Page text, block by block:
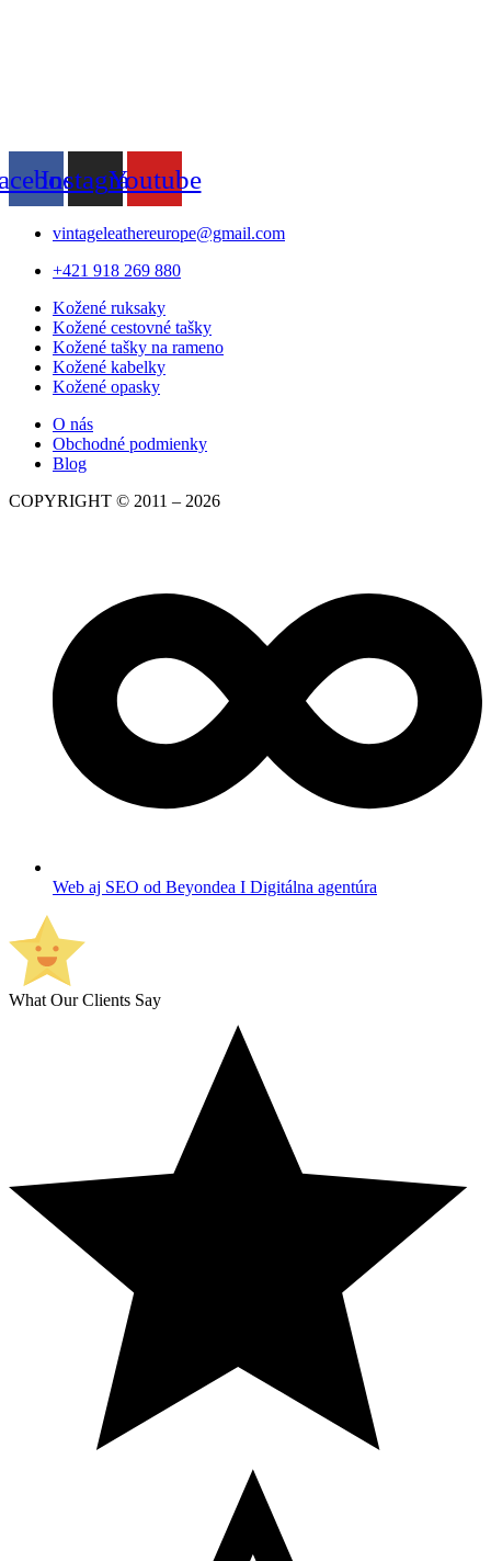
InstagramYoutube
vintageleathereurope@gmail.com
+421 918 269 880​
Kožené ruksaky
Kožené cestovné tašky
Kožené tašky na rameno
Kožené kabelky
Kožené opasky
O nás
Obchodné podmienky
Blog
COPYRIGHT © 2011 – 2026
Web aj SEO od Beyondea I Digitálna agentúra
What Our Clients Say